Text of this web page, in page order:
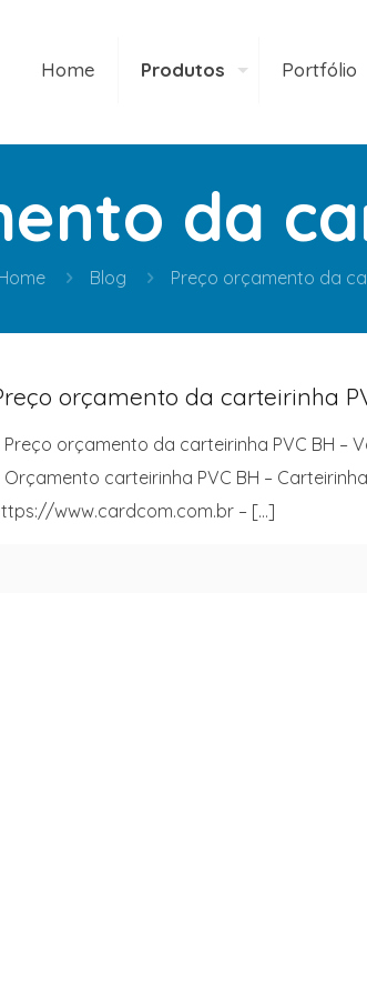
Home Produtos Portfólio
da
Blog Preço orçamento da
orçamento da carteirinha
Preço orçamento da carteirinha PVC BH –
Orçamento carteirinha PVC BH –
www.cardcom.com.br –[…]